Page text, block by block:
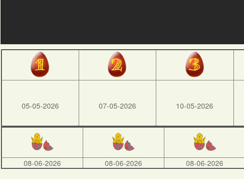
05-05-2026 07-05-2026 10-05-2026
08-06-2026 08-06-2026 08-06-2026